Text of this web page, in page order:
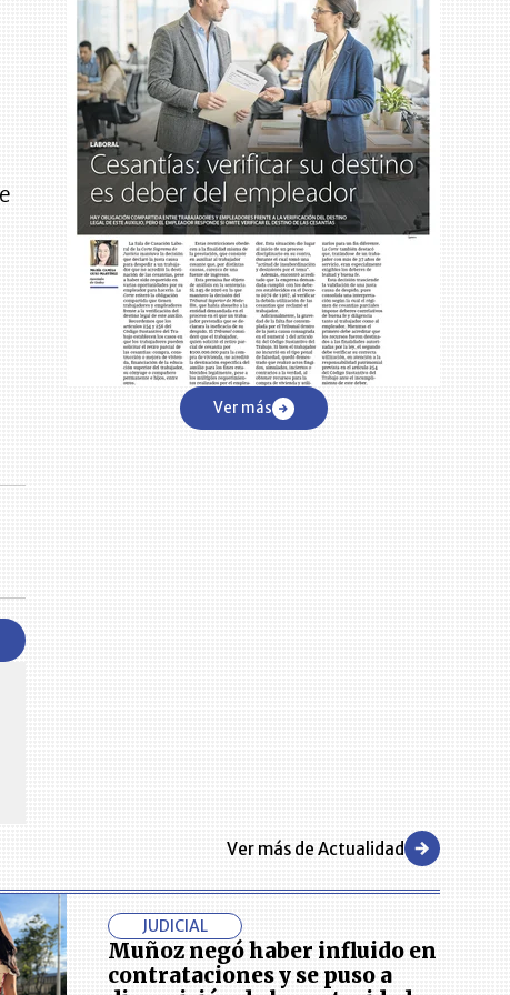
Ver más
primeras empresas
Ver más de Actualidad
JUDICIAL
Muñoz negó haber influido en
contrataciones y se puso a